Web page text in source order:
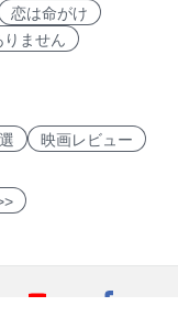
恋は命がけ
ません
映画レビュー